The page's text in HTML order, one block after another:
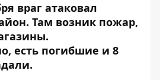
враг атаковал
Там возник пожар,
есть погибшие и 8